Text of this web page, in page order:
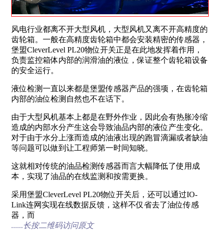
风电行业都离不开大型风机，大型风机又离不开高精度的
齿轮箱。一般在高精度齿轮箱中都会安装精密的传感器，
堡盟CleverLevel PL20物位开关正是在此地发挥着作用，
负责监控箱体内部的润滑油的液位，保证整个齿轮箱设备
的安全运行。
液位检测一直以来都是堡盟传感器产品的强项，在齿轮箱
内部的油位检测自然也不在话下。
由于大型风机基本上都是在野外作业，因此会有热胀冷缩
造成的内部水分产生这会导致油品内部的液位产生变化。
对于由于水分上涨而造成的油液出现的跑冒滴漏或者缺油
等问题可以做到让工程师第一时间知晓。
这就相对传统的油品检测传感器而言大幅降低了使用成
本，实现了油品的在线监测和按需更换。
采用堡盟CleverLevel PL20物位开关后，还可以通过IO-
Link连网实现在线数据反馈，这样不仅省去了油位传感
器，而
......长按二维码访问原文